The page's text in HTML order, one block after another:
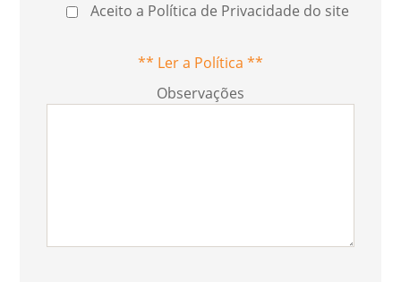
Aceito a Política de Privacidade do site
** Ler a Política **
Observações